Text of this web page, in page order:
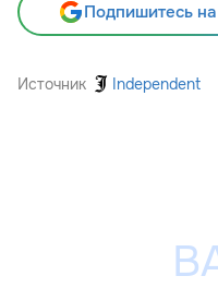
Подпишитесь
Источник Independent